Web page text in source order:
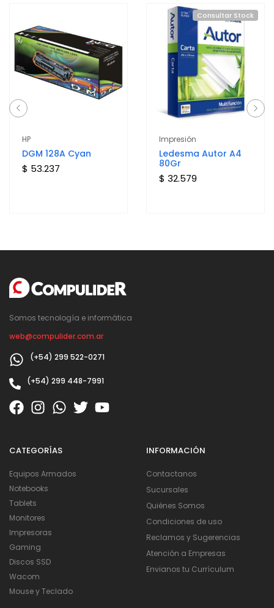
HP
DGM 128A Cyan
$ 53.237
Consultar Stock
Impresión
Ledesma Autor A4
80Gr
$ 32.579
Somos tecnología e informática
web@compulider.com.ar
(+54) 299 522-0271
(+54) 299 448-7991
CATEGORÍAS
Equipos Armados
Notebooks
Tablets
Monitores
Impresoras
Gaming
Discos SSD
Wacom
Mouse y Teclado
INFORMACIÓN
Contactanos
Sucursales
Quiénes Somos
Condiciones de uso
Reclamos y Sugerencias
Atención a Empresas
Envianos tu Currículum